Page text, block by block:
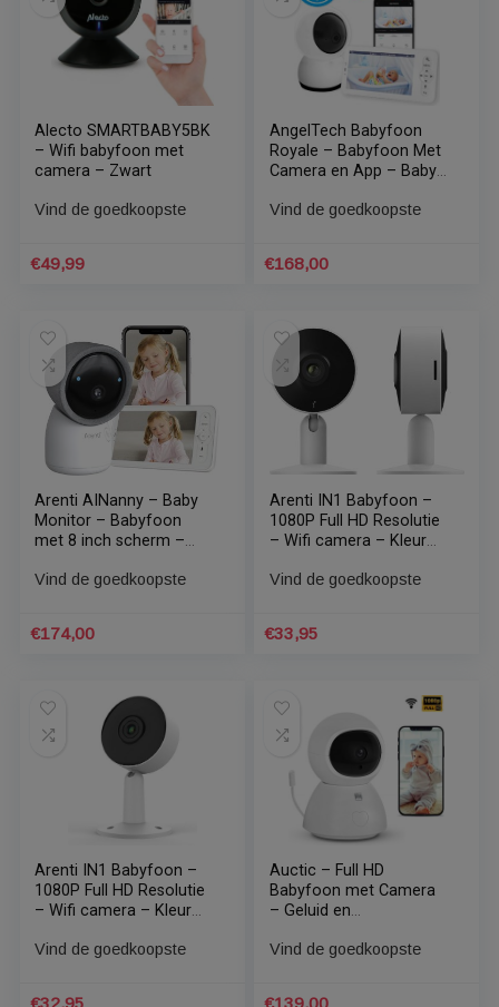
Vind de goedkoopste Vind de goedkoopste
Alecto SMARTBABY5BK
– Wifi babyfoon met
camera – Zwart
Vind de goedkoopste
€49,99
AngelTech Babyfoon
Royale – Babyfoon Met
Camera en App – Baby
Monitor – Met 12.7cm
gratis App – Baby
Camera
€168,00
Arenti AINanny – Baby
Ultra HD 2K Resolutie –
Slaapliedjes – Alexa &
Google – inclusief 32 GB
Sd kaart
Vind de goedkoopste
Arenti IN1 Babyfoon –
1080P Full HD Resolutie
– Wifi camera – Kleur
zwart
Vind de goedkoopste